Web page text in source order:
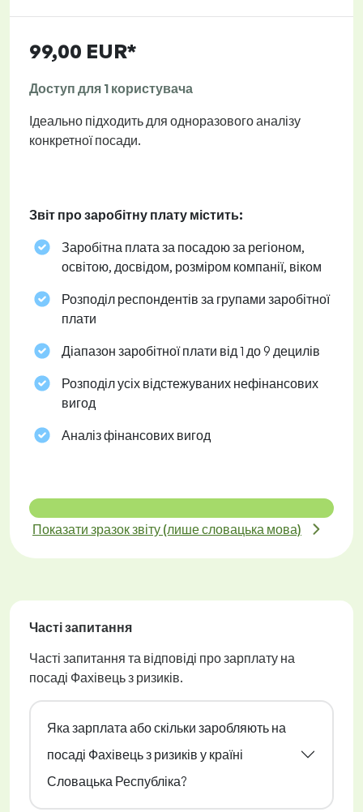
99,00 EUR*
Доступ для 1 користувача
Ідеально підходить для одноразового аналізу
конкретної посади.
Звіт про заробітну плату містить:
Заробітна плата за посадою за регіоном,
освітою, досвідом, розміром компанії, віком
Розподіл респондентів за групами заробітної
плати
Діапазон заробітної плати від 1 до 9 децилів
Розподіл усіх відстежуваних нефінансових
вигод
Аналіз фінансових вигод
Показати зразок звіту (лише словацька мова)
Часті запитання
Часті запитання та відповіді про зарплату на
посаді Фахівець з ризиків.
Яка зарплата або скільки заробляють на
посаді Фахівець з ризиків у країні
Словацька Республіка?